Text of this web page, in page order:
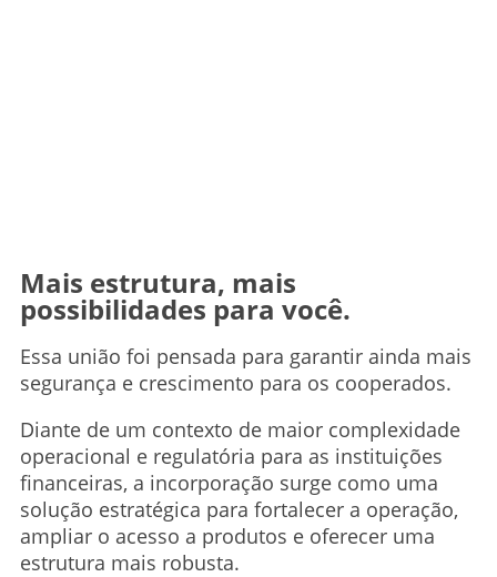
Mais estrutura, mais
possibilidades para você.
Essa união foi pensada para garantir ainda mais
segurança e crescimento para os cooperados.
Diante de um contexto de maior complexidade
operacional e regulatória para as instituições
financeiras, a incorporação surge como uma
solução estratégica para fortalecer a operação,
ampliar o acesso a produtos e oferecer uma
estrutura mais robusta.